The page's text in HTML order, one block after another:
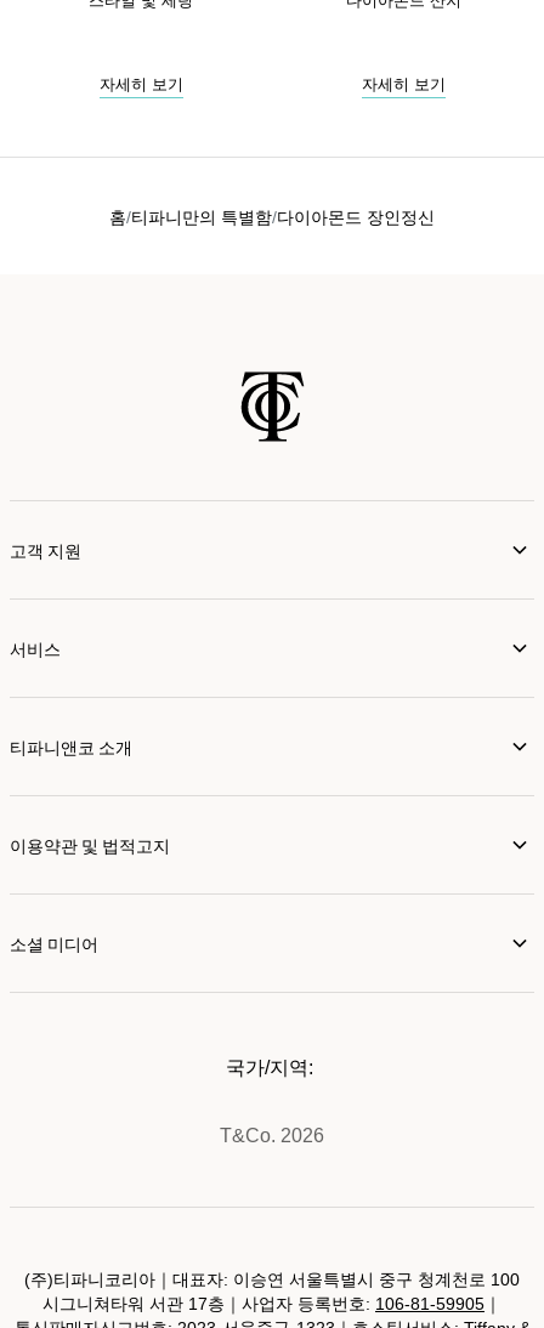
자세히 보기 자세히 보기
홈 티파니만의 특별함 다이아몬드 장인정신
고객 지원
서비스
티파니앤코 소개
이용약관 및 법적고지
소셜 미디어
T&Co. 2026
국가/지역:
(주)티파니코리아｜대표자: 이승연 서울특별시 중구 청계천로 100
시그니쳐타워 서관 17층｜사업자 등록번호: 106-81-59905 ｜